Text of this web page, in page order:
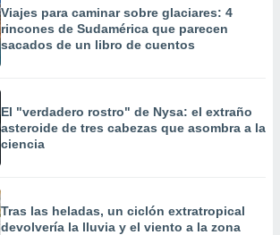
Viajes para caminar sobre glaciares: 4
rincones de Sudamérica que parecen
sacados de un libro de cuentos
El "verdadero rostro" de Nysa: el extraño
asteroide de tres cabezas que asombra a la
ciencia
Tras las heladas, un ciclón extratropical
devolvería la lluvia y el viento a la zona